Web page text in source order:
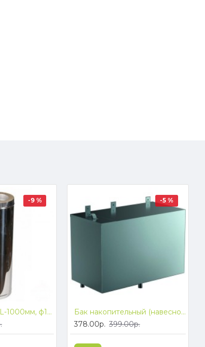
-9 %
Сэндвич-труба L-1000мм, ф115/200, (304 1.0 зерк./430)
-5 %
Бак накопительный (навесной) V125л AISI 439/0,8мм БН-125
378.00р. 399.00р.